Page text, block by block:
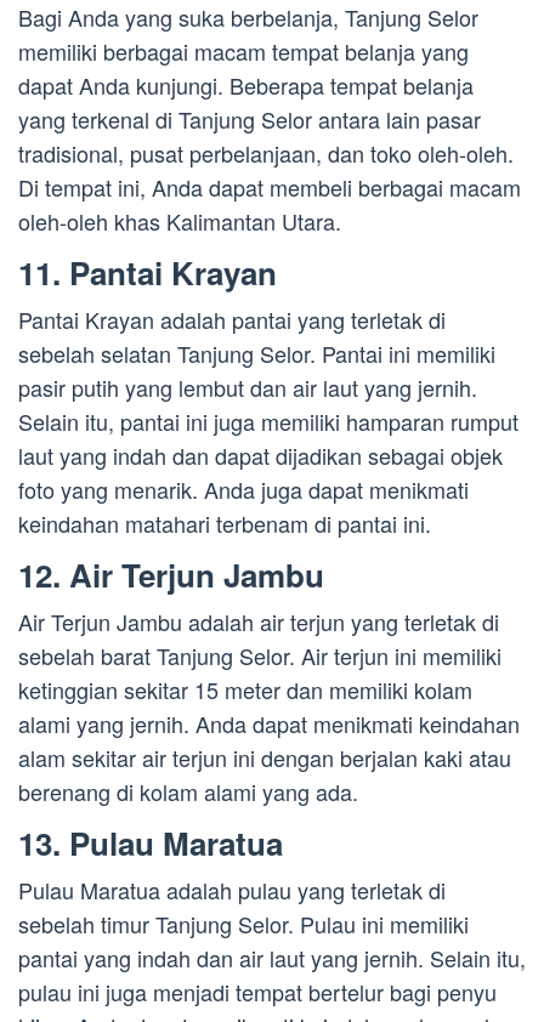
Bagi Anda yang suka berbelanja, Tanjung Selor
memiliki berbagai macam tempat belanja yang
dapat Anda kunjungi. Beberapa tempat belanja
yang terkenal di Tanjung Selor antara lain pasar
tradisional, pusat perbelanjaan, dan toko oleh-oleh.
Di tempat ini, Anda dapat membeli berbagai macam
oleh-oleh khas Kalimantan Utara.
11. Pantai Krayan
Pantai Krayan adalah pantai yang terletak di
sebelah selatan Tanjung Selor. Pantai ini memiliki
pasir putih yang lembut dan air laut yang jernih.
Selain itu, pantai ini juga memiliki hamparan rumput
laut yang indah dan dapat dijadikan sebagai objek
foto yang menarik. Anda juga dapat menikmati
keindahan matahari terbenam di pantai ini.
12. Air Terjun Jambu
Air Terjun Jambu adalah air terjun yang terletak di
sebelah barat Tanjung Selor. Air terjun ini memiliki
ketinggian sekitar 15 meter dan memiliki kolam
alami yang jernih. Anda dapat menikmati keindahan
alam sekitar air terjun ini dengan berjalan kaki atau
berenang di kolam alami yang ada.
13. Pulau Maratua
Pulau Maratua adalah pulau yang terletak di
sebelah timur Tanjung Selor. Pulau ini memiliki
pantai yang indah dan air laut yang jernih. Selain itu,
pulau ini juga menjadi tempat bertelur bagi penyu